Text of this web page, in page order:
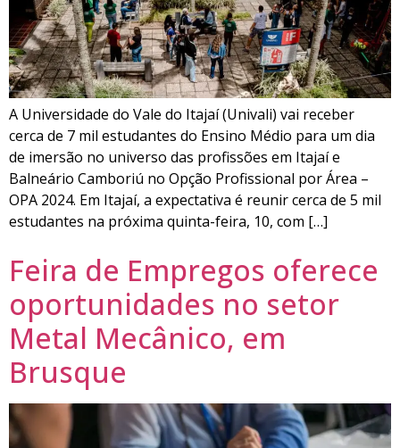
A Universidade do Vale do Itajaí (Univali) vai receber
cerca de 7 mil estudantes do Ensino Médio para um dia
de imersão no universo das profissões em Itajaí e
Balneário Camboriú no Opção Profissional por Área –
OPA 2024. Em Itajaí, a expectativa é reunir cerca de 5 mil
estudantes na próxima quinta-feira, 10, com […]
Feira de Empregos oferece
oportunidades no setor
Metal Mecânico, em
Brusque